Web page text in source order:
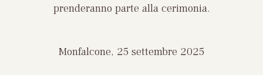
prenderanno parte alla cerimonia.
Monfalcone, 25 settembre 2025